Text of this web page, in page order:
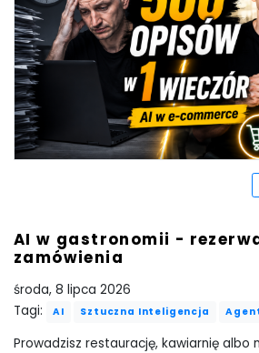
AI w gastronomii -
zamówienia
środa, 8 lipca 2026
Tagi:
AI Sztuczna Inteligencja
Prowadzisz restaurację, kawiarnię albo